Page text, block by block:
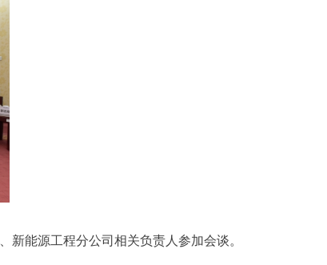
能源工程分公司相关负责人参加会谈。